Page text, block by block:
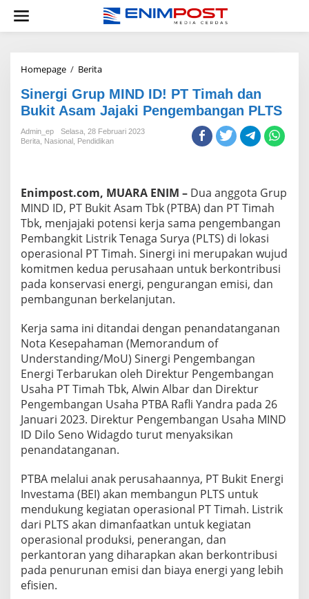
konten
Homepage / BeritaSinergi
MIND
ID!
PT
Timah
dan
Pengembangan
PLTS
Sinergi Grup MIND ID! PT Timah dan
Bukit Asam Jajaki Pengembangan PLTS
Admin_ep
Selasa, 28 Februari 2023
Berita Nasional Pendidikan
Enimpost.com, MUARA ENIM – Dua anggota Grup
MIND ID, PT Bukit Asam Tbk (PTBA) dan PT Timah
Tbk, menjajaki potensi kerja sama pengembangan
Pembangkit Listrik Tenaga Surya (PLTS) di lokasi
operasional PT Timah. Sinergi ini merupakan wujud
komitmen kedua perusahaan untuk berkontribusi
pada konservasi energi, pengurangan emisi, dan
pembangunan berkelanjutan.
Kerja sama ini ditandai dengan penandatanganan
Nota Kesepahaman (Memorandum of
Understanding/MoU) Sinergi Pengembangan
Energi Terbarukan oleh Direktur Pengembangan
Usaha PT Timah Tbk, Alwin Albar dan Direktur
Pengembangan Usaha PTBA Rafli Yandra pada 26
Januari 2023. Direktur Pengembangan Usaha MIND
ID Dilo Seno Widagdo turut menyaksikan
penandatanganan.
PTBA melalui anak perusahaannya, PT Bukit Energi
Investama (BEI) akan membangun PLTS untuk
mendukung kegiatan operasional PT Timah. Listrik
dari PLTS akan dimanfaatkan untuk kegiatan
operasional produksi, penerangan, dan
perkantoran yang diharapkan akan berkontribusi
pada penurunan emisi dan biaya energi yang lebih
efisien.